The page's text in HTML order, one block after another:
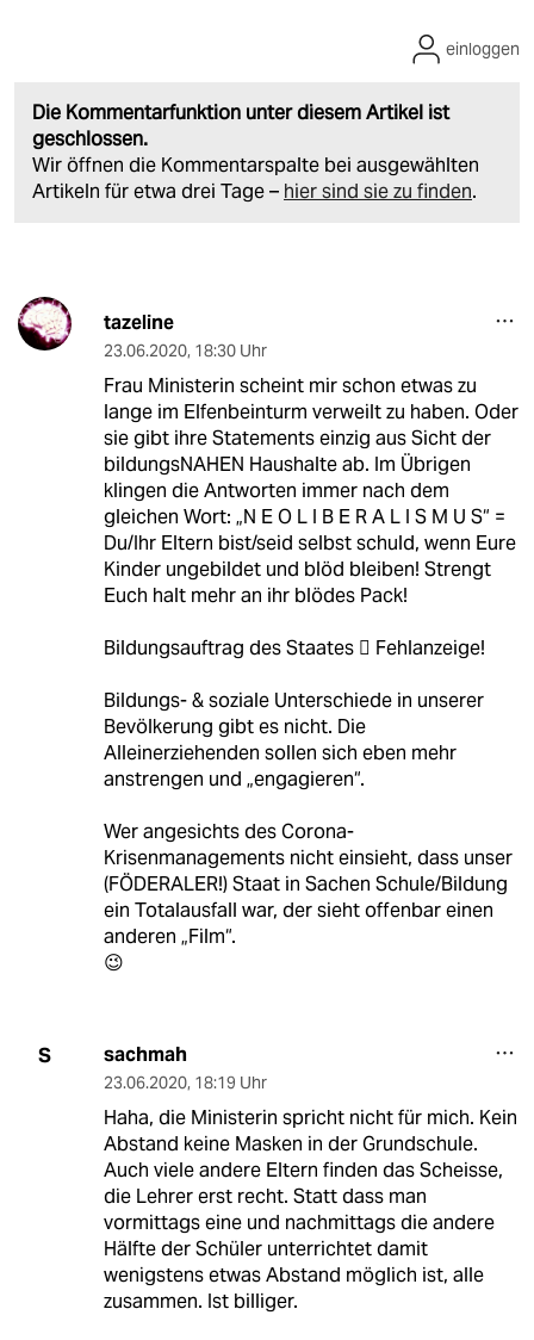
Die Kommentarfunktion unter diesem Artikel ist
geschlossen.
Wir öffnen die Kommentarspalte bei ausgewählten
Artikeln für etwa drei Tage – hier sind sie zu finden.
einloggen
tazeline
23.06.2020, 18:30 Uhr
Frau Ministerin scheint mir schon etwas zu
lange im Elfenbeinturm verweilt zu haben. Oder
sie gibt ihre Statements einzig aus Sicht der
bildungsNAHEN Haushalte ab. Im Übrigen
klingen die Antworten immer nach dem
gleichen Wort: „N E O L I B E R A L I S M U S“ =
Du/Ihr Eltern bist/seid selbst schuld, wenn Eure
Kinder ungebildet und blöd bleiben! Strengt
Euch halt mehr an ihr blödes Pack!
Bildungsauftrag des Staates  Fehlanzeige!
Bildungs- & soziale Unterschiede in unserer
Bevölkerung gibt es nicht. Die
Alleinerziehenden sollen sich eben mehr
anstrengen und „engagieren“.
Wer angesichts des Corona-
Krisenmanagements nicht einsieht, dass unser
(FÖDERALER!) Staat in Sachen Schule/Bildung
ein Totalausfall war, der sieht offenbar einen
anderen „Film“.
😉
S sachmah
23.06.2020, 18:19 Uhr
Haha, die Ministerin spricht nicht für mich. Kein
Abstand keine Masken in der Grundschule.
Auch viele andere Eltern finden das Scheisse,
die Lehrer erst recht. Statt dass man
vormittags eine und nachmittags die andere
Hälfte der Schüler unterrichtet damit
wenigstens etwas Abstand möglich ist, alle
zusammen. Ist billiger.